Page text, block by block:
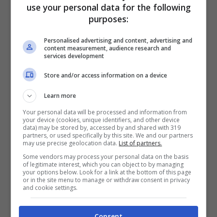
direttamente dall’Argentina – dove è volata
Lorenzoni -, Belen Rodriguez non accenna a
creare con l’ex compagno
Spinalbese.
Il fotografo, nella fattispecie, ha rimproverato
alla showgirl di avergli“sottratto” sua figlia
Luna Marieper le vacanze di Natale.
Un’accusa dinanzi alla quale Rodriguez si è
difesa duramente: “È lui che ha deciso di
use your personal data for the following
purposes:
Personalised advertising and content, advertising and
content measurement, audience research and
services development
Store and/or access information on a device
Learn more
Your personal data will be processed and information from
your device (cookies, unique identifiers, and other device
data) may be stored by, accessed by and shared with 319
partners, or used specifically by this site. We and our partners
may use precise geolocation data. List of partners.
Some vendors may process your personal data on the basis
of legitimate interest, which you can object to by managing
your options below. Look for a link at the bottom of this page
or in the site menu to manage or withdraw consent in privacy
and cookie settings.